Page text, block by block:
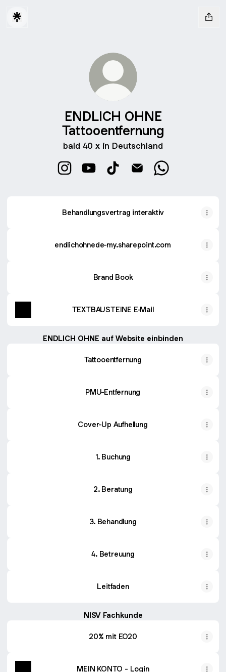
ENDLICH OHNE
Tattooentfernung
bald 40 x in Deutschland
Behandlungsvertrag interaktiv
endlichohnede-my.sharepoint.com
Brand Book
TEXTBAUSTEINE E-Mail
ENDLICH OHNE auf Website einbinden
Tattooentfernung
PMU-Entfernung
Cover-Up Aufhellung
1. Buchung
2. Beratung
3. Behandlung
4. Betreuung
Leitfaden
NISV Fachkunde
20% mit EO20
MEIN KONTO - Login